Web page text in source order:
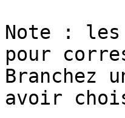
Note : les
pour
Branchez
avoir